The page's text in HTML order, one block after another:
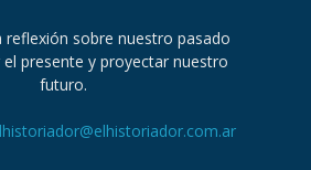
reflexión sobre nuestro pasado
presente y proyectar nuestro
futuro.